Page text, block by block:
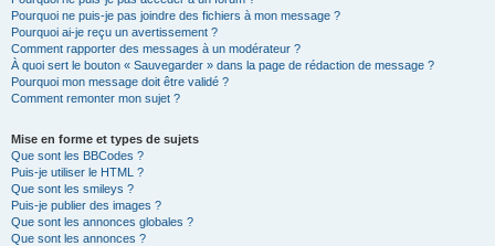
Pourquoi ne puis-je pas joindre des fichiers à mon message ?
Pourquoi ai-je reçu un avertissement ?
Comment rapporter des messages à un modérateur ?
À quoi sert le bouton « Sauvegarder » dans la page de rédaction de message ?
Pourquoi mon message doit être validé ?
Comment remonter mon sujet ?
Mise en forme et types de sujets
Que sont les BBCodes ?
Puis-je utiliser le HTML ?
Que sont les smileys ?
Puis-je publier des images ?
Que sont les annonces globales ?
Que sont les annonces ?